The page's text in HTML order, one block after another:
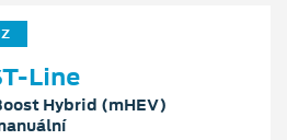
Line
Hybrid (mHEV)